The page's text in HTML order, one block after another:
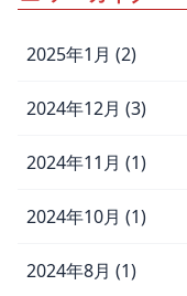
2025年1月 (2)
2024年12月 (3)
2024年11月 (1)
2024年10月 (1)
2024年8月 (1)